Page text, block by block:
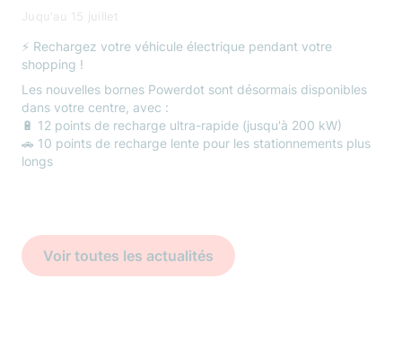
Juqu'au 15 juillet
⚡ Rechargez votre véhicule électrique pendant votre
shopping !
Les nouvelles bornes Powerdot sont désormais disponibles
dans votre centre, avec :
🔋 12 points de recharge ultra-rapide (jusqu'à 200 kW)
🚗 10 points de recharge lente pour les stationnements plus
longs
Voir toutes les actualités